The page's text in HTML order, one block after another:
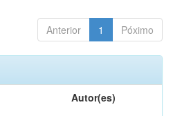
Anterior 1 Póximo
Autor(es)